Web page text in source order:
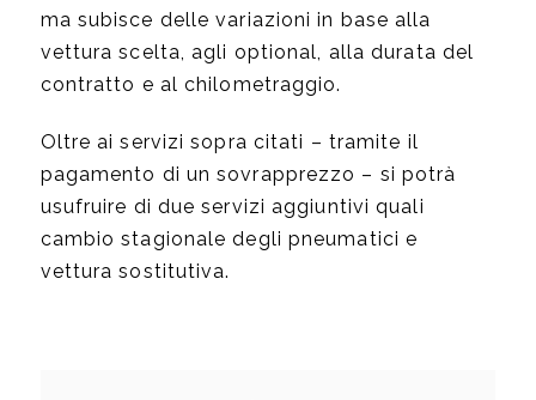
ma subisce delle variazioni in base alla
vettura scelta, agli optional, alla durata del
contratto e al chilometraggio.
Oltre ai servizi sopra citati – tramite il
pagamento di un sovrapprezzo – si potrà
usufruire di due servizi aggiuntivi quali
cambio stagionale degli pneumatici e
vettura sostitutiva.